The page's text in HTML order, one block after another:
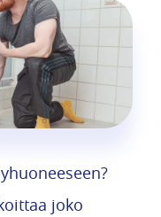
joko